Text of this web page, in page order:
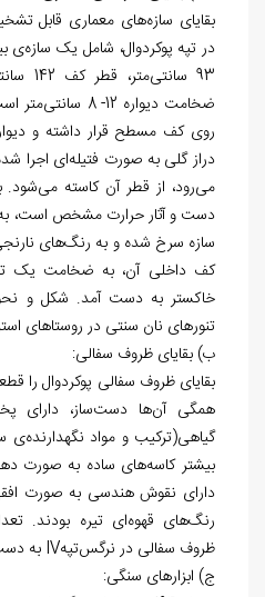
بقایای سازههای معماری قابل
در تپه پوکردوال، شامل یک سازهی
93 سانتی
متر، قطر کف 142 سانتی
ضخامت دیواره
متر
روی کف مسطح قرار داشته و
دراز گلی به صورت فتیلهای اجرا
میرود، از قطر آن کاسته میشود.
دست و آثار حرارت مشخص است،
سازه سرخ شده و به رنگهای
کف داخلی آن، به ضخامت یک تا 3
خاکستر به دست آمد. شکل و
تنورهای نان سنتی در روستاهای
ب) بقایای ظروف سفالی:
بقایای ظروف سفالی پوکردوال را
همگی آنها دستساز، دارای
گیاهی(ترکیب و مواد نگهدارندهی
بیشتر کاسههای ساده به صورت
دارای نقوش هندسی به صورت
رنگهای قهوهای تیره بودند.
ظروف سفالی در نرگستپهIV به
ج) ابزارهای سنگی: